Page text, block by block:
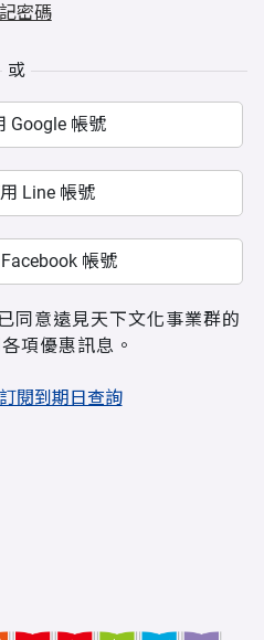
密碼
或
Google 帳號
Line 帳號
帳號
同意遠見天下文化事業群的
項優惠訊息。
閱到期日查詢